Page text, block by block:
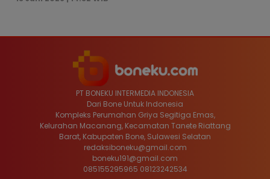
PT BONEKU INTERMEDIA INDONESIA
Dari Bone Untuk Indonesia
Kompleks Perumahan Griya Segitiga Emas,
Kelurahan Macanang, Kecamatan Tanete Riattang
Barat, Kabupaten Bone, Sulawesi Selatan
redaksiboneku@gmail.com
boneku191@gmail.com
085155295965 08123242534